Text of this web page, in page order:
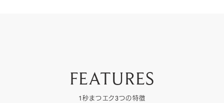
FEATURES
1秒まつエク3つの特徴